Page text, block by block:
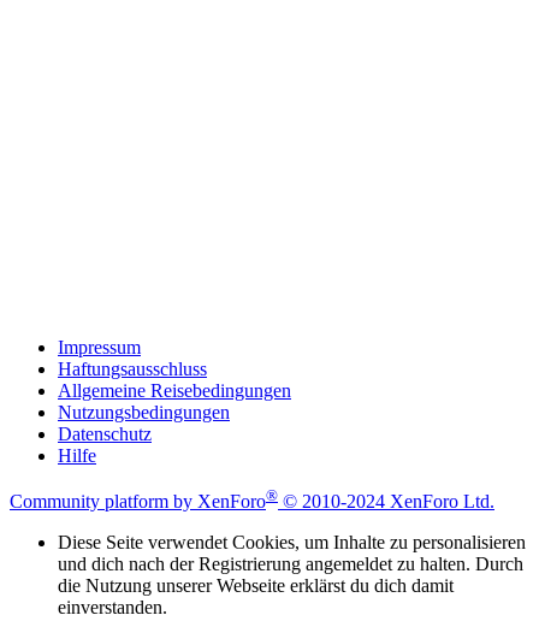
Impressum
Haftungsausschluss
Allgemeine Reisebedingungen
Nutzungsbedingungen
Datenschutz
Hilfe
Community platform by XenForo® © 2010-2024 XenForo Ltd.
Diese Seite verwendet Cookies, um Inhalte zu personalisieren
und dich nach der Registrierung angemeldet zu halten. Durch
die Nutzung unserer Webseite erklärst du dich damit
einverstanden.